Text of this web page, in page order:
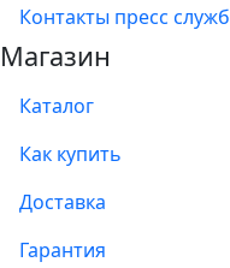
Контакты пресс
Магазин
Каталог
Как купить
Доставка
Гарантия